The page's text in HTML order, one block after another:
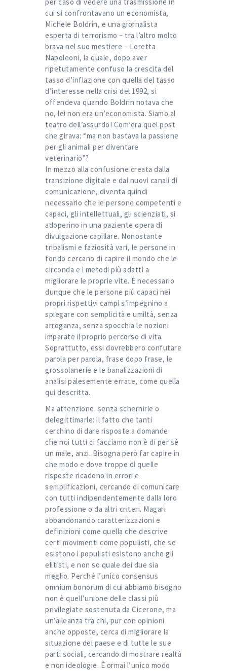
cui si confrontavano un economista,
Michele Boldrin, e una giornalista
esperta di terrorismo – tra l’altro molto
brava nel suo mestiere – Loretta
Napoleoni, la quale, dopo aver
ripetutamente confuso la crescita del
tasso d’inflazione con quella del tasso
d’interesse nella crisi del 1992, si
offendeva quando Boldrin notava che
no, lei non era un’economista. Siamo al
teatro dell’assurdo! Com’era quel post
che girava: “ma non bastava la passione
per gli animali per diventare
veterinario”?
In mezzo alla confusione creata dalla
transizione digitale e dai nuovi canali di
comunicazione, diventa quindi
necessario che le persone competenti e
capaci, gli intellettuali, gli scienziati, si
adoperino in una paziente opera di
divulgazione capillare. Nonostante
tribalismi e faziosità vari, le persone in
fondo cercano di capire il mondo che le
circonda e i metodi più adatti a
migliorare le proprie vite. È necessario
dunque che le persone più capaci nei
propri rispettivi campi s’impegnino a
spiegare con semplicità e umiltà, senza
arroganza, senza spocchia le nozioni
imparate il proprio percorso di vita.
Soprattutto, essi dovrebbero confutare
parola per parola, frase dopo frase, le
grossolanerie e le banalizzazioni di
analisi palesemente errate, come quella
qui descritta.
Ma attenzione: senza schernirle o
delegittimarle: il fatto che tanti
cerchino di dare risposte a domande
che noi tutti ci facciamo non è di per sé
un male, anzi. Bisogna però far capire in
che modo e dove troppe di quelle
risposte ricadono in errori e
semplificazioni, cercando di comunicare
con tutti indipendentemente dalla loro
professione o da altri criteri. Magari
abbandonando caratterizzazioni e
definizioni come quella che descrive
certi movimenti come populisti, che se
esistono i populisti esistono anche gli
elitisti, e non so quale dei due sia
meglio. Perché l’unico consensus
omnium bonorum di cui abbiamo bisogno
non è quell’unione delle classi più
privilegiate sostenuta da Cicerone, ma
un’alleanza tra chi, pur con opinioni
anche opposte, cerca di migliorare la
situazione del paese e di tutte le sue
parti sociali, cercando di mostrare realtà
e non ideologie. È ormai l’unico modo